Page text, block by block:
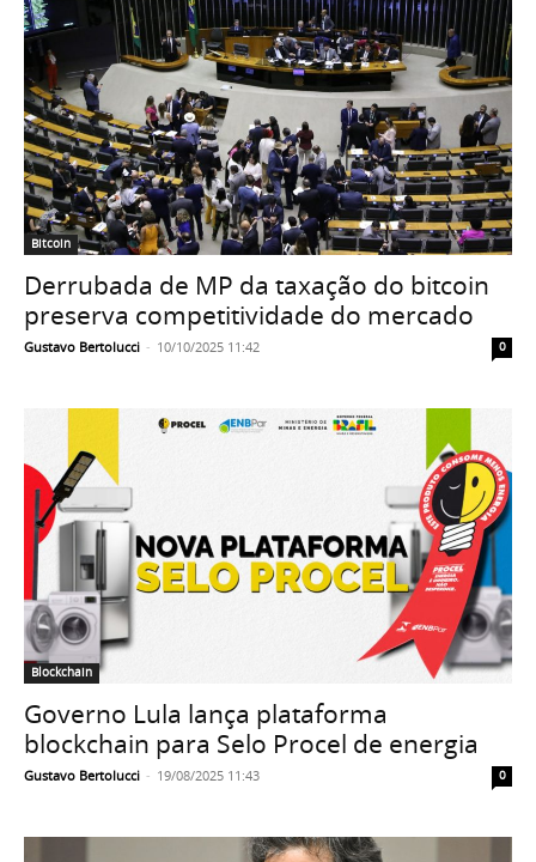
Bitcoin
Derrubada de MP da taxação do bitcoin
preserva competitividade do mercado
Gustavo Bertolucci - 10/10/2025 11:42 0
Blockchain
Governo Lula lança plataforma
blockchain para Selo Procel de energia
Gustavo Bertolucci - 19/08/2025 11:43 0